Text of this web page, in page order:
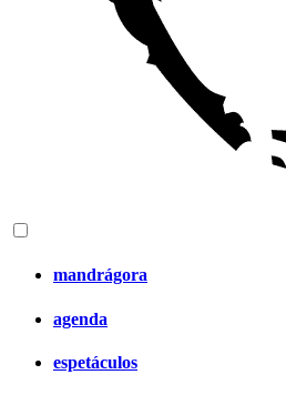
mandrágora
agenda
espetáculos